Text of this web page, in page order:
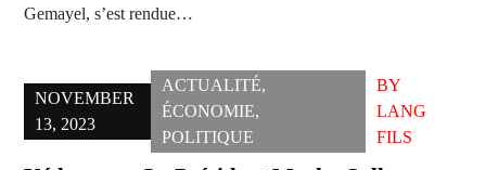
Gemayel, s’est rendue…
NOVEMBER
13, 2023
ACTUALITÉ,
ÉCONOMIE,
POLITIQUE
BY
LANG
FILS